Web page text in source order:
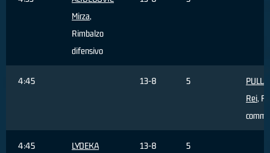
Mirza,
Rimbalzo
difensivo
4:45 13-8 5
Rei,
4:45
LYDEKA
13-8 5